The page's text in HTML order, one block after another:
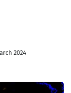
2024